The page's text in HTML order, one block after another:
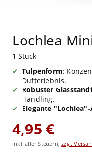
Lochlea
1 Stück
Tulpenform:
Dufterlebnis.
Robuster
Handling.
Elegante
4,95 €
inkl. aller Steuern,zzgl.